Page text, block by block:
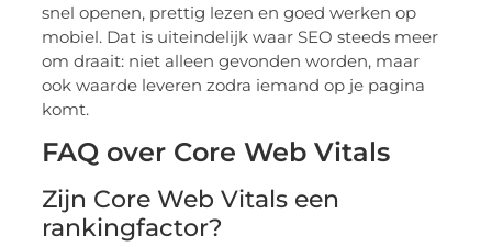
snel openen, prettig lezen en goed werken op
mobiel. Dat is uiteindelijk waar SEO steeds meer
om draait: niet alleen gevonden worden, maar
ook waarde leveren zodra iemand op je pagina
komt.
FAQ over Core Web Vitals
Zijn Core Web Vitals een
rankingfactor?